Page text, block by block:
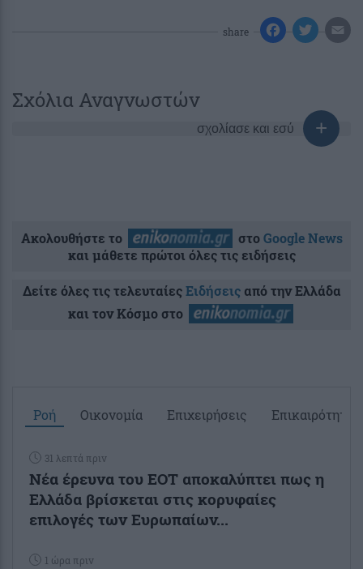
share
Σχόλια Αναγνωστών
σχολίασε και εσύ
Ακολουθήστε το στοGoogle News
και μάθετε πρώτοι όλες τις ειδήσεις
Δείτε όλες τις τελευταίεςΕιδήσειςαπό την Ελλάδα
και τον Κόσμο στο
Ροή Οικονομία Επιχειρήσεις Επικαιρότητα
31 λεπτά πριν
Νέα έρευνα του ΕΟΤ αποκαλύπτει πως η
Ελλάδα βρίσκεται στις κορυφαίες
επιλογές των Ευρωπαίων...
1 ώρα πριν